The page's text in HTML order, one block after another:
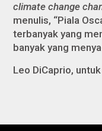
climate change
menulis, “Piala
terbanyak yang
banyak yang
Leo DiCaprio,